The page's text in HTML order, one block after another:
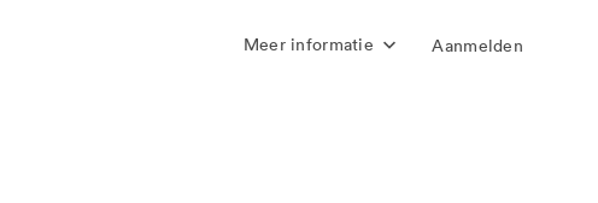
Meer informatie Aanmelden